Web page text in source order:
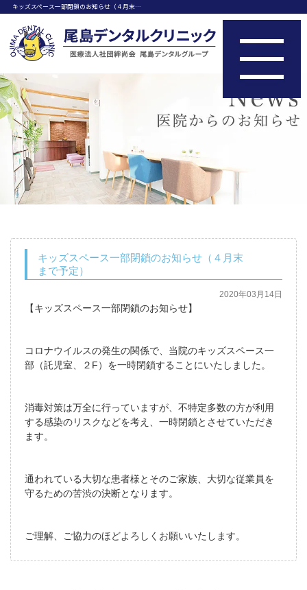
キッズスペース一部閉鎖のお知らせ（４月末…
キッズスペース一部閉鎖のお知らせ（４月末
まで予定）
2020年03月14日
【キッズスペース一部閉鎖のお知らせ】
コロナウイルスの発生の関係で、当院のキッズスペース一
部（託児室、２F）を一時閉鎖することにいたしました。
消毒対策は万全に行っていますが、不特定多数の方が利用
する感染のリスクなどを考え、一時閉鎖とさせていただき
ます。
通われている大切な患者様とそのご家族、大切な従業員を
守るための苦渋の決断となります。
ご理解、ご協力のほどよろしくお願いいたします。